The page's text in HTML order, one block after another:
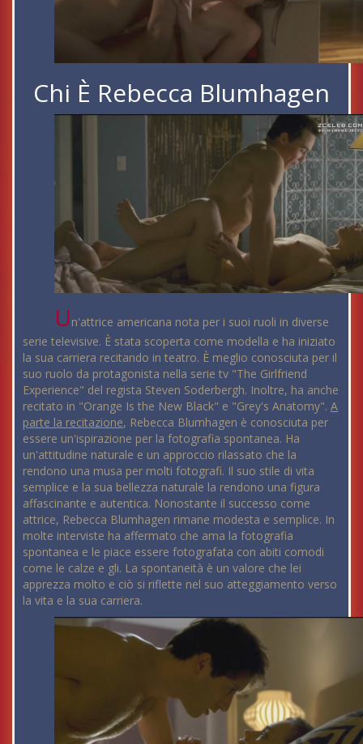
Chi È Rebecca Blumhagen
Un'attrice americana nota per i suoi ruoli in diverse
serie televisive. È stata scoperta come modella e ha iniziato
la sua carriera recitando in teatro. È meglio conosciuta per il
suo ruolo da protagonista nella serie tv "The Girlfriend
Experience" del regista Steven Soderbergh. Inoltre, ha anche
recitato in "Orange Is the New Black" e "Grey's Anatomy". A
parte la recitazione, Rebecca Blumhagen è conosciuta per
essere un'ispirazione per la fotografia spontanea. Ha
un'attitudine naturale e un approccio rilassato che la
rendono una musa per molti fotografi. Il suo stile di vita
semplice e la sua bellezza naturale la rendono una figura
affascinante e autentica. Nonostante il successo come
attrice, Rebecca Blumhagen rimane modesta e semplice. In
molte interviste ha affermato che ama la fotografia
spontanea e le piace essere fotografata con abiti comodi
come le calze e gli. La spontaneità è un valore che lei
apprezza molto e ciò si riflette nel suo atteggiamento verso
la vita e la sua carriera.